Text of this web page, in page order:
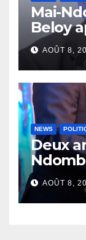
Mai-
Beloy
duAOÛT 8,
NEWS
Deux
défend
AOÛT 8,